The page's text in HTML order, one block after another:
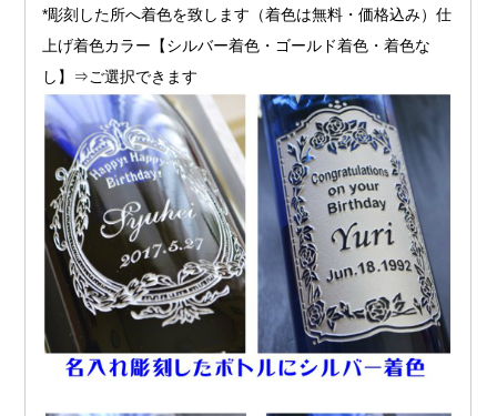
*彫刻した所へ着色を致します（着色は無料・価格込み）仕
上げ着色カラー【シルバー着色・ゴールド着色・着色な
し】⇒ご選択できます